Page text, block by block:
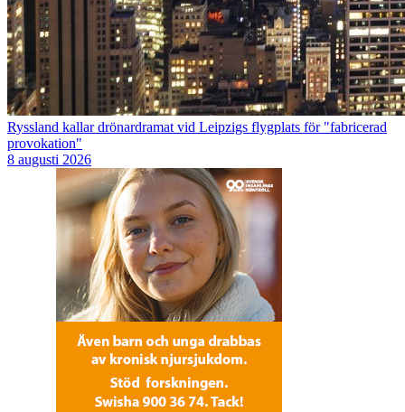
Ryssland kallar drönardramat vid Leipzigs flygplats för "fabricerad
provokation"
8 augusti 2026